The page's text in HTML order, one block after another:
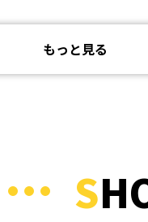
もっと見る
S